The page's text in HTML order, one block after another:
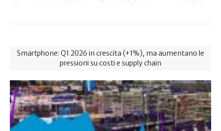
Smartphone: Q1 2026 in crescita (+1%), ma aumentano le
pressioni su costi e supply chain